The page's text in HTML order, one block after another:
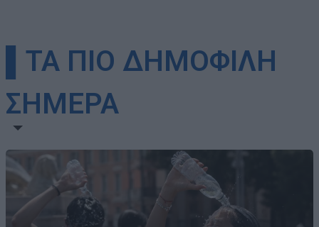
▌ΤΑ ΠΙΟ ΔΗΜΟΦΙΛΗ
ΣΗΜΕΡΑ